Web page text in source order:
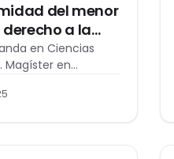
del menor
a la
de los
legales en
en Ciencias
Magíster en